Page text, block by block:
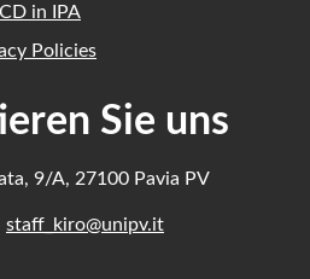
in IPA
Policies
Sie uns
9/A, 27100 Pavia PV
staff_kiro@unipv.it